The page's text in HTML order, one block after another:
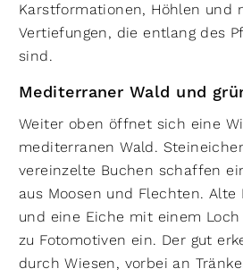
Karstformationen, Höhlen und
Vertiefungen, die entlang des
sind.
Mediterraner Wald und
Weiter oben öffnet sich eine
mediterranen Wald.
vereinzelte Buchen schaffen
aus Moosen und Flechten. Alte
und eine Eiche mit einem
zu Fotomotiven ein. Der gut
durch Wiesen, vorbei an